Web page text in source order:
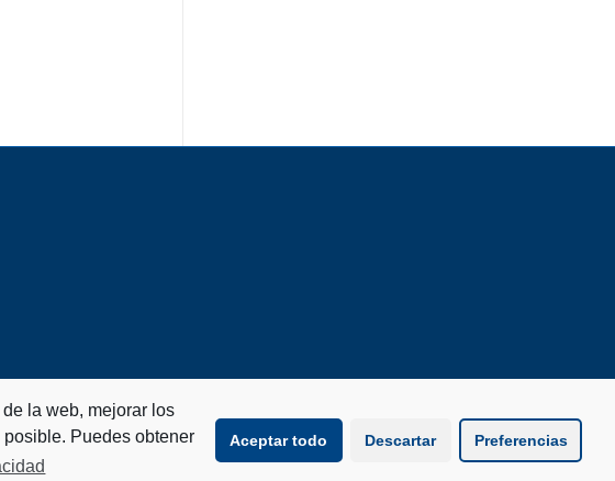
la web, mejorar los
Puedes obtener
Aceptar todo Descartar Preferencias